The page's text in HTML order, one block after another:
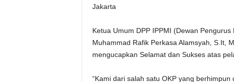
Jakarta
Ketua Umum DPP IPPMI (Dewan
Muhammad Rafik Perkasa Alamsyah, S.It,
mengucapkan Selamat dan Sukses atas
“Kami dari salah satu OKP yang